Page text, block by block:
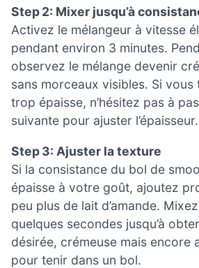
Step 2: Mixer jusqu’à
Activez le mélangeur à vitesse
pendant environ 3 minutes.
observez le mélange devenir
sans morceaux visibles. Si
trop épaisse, n’hésitez pas à
suivante pour ajuster l’épaisseur.
Step 3: Ajuster la texture
Si la consistance du bol de
épaisse à votre goût, ajoutez
peu plus de lait d’amande.
quelques secondes jusqu’à
désirée, crémeuse mais encore
pour tenir dans un bol.